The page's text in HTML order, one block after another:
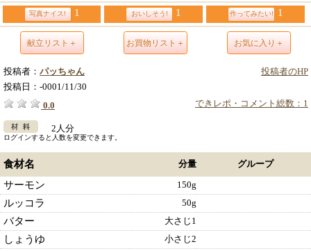
写真ナイス! 1 おいしそう! 1 作ってみたい! 1
献立リスト＋ お買物リスト＋ お気に入り＋
投稿者のHP
投稿者： パッちゃん
投稿日： -0001/11/30
できレポ・コメント総数：1
0.0
2人分
ログインすると人数を変更できます。
食材名 分量 グループ
サーモン 150g
ルッコラ 50g
バター 大さじ1
しょうゆ 小さじ2